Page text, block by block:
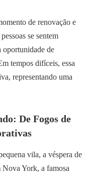
de renovação e
se sentem
oportunidade de
tempos difíceis, essa
representando uma
De Fogos de
vila, a véspera de
York, a famosa